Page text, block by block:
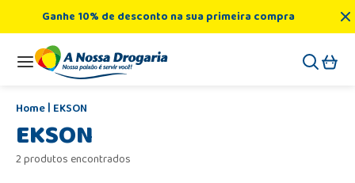
Ganhe 10% de desconto na sua primeira compra
EKSON
EKSON
2 produtos encontrados